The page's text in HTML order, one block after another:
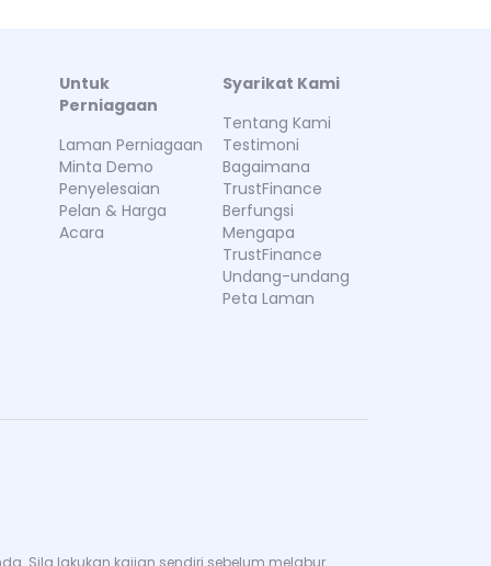
Untuk
Perniagaan
Laman Perniagaan
Minta Demo
Penyelesaian
Pelan & Harga
Acara
Syarikat Kami
Tentang Kami
Testimoni
Bagaimana
TrustFinance
Berfungsi
Mengapa
TrustFinance
Undang-undang
Peta Laman
Sila lakukan kajian sendiri sebelum melabur.